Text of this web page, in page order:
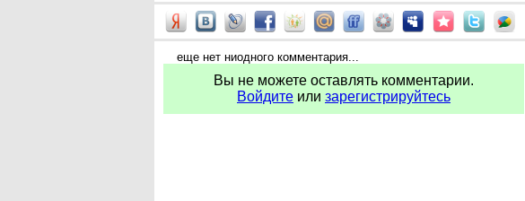
еще нет ниодного комментария...
Вы не можете оставлять комментарии.
Войдите или зарегистрируйтесь